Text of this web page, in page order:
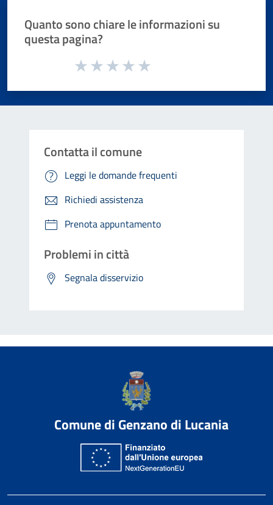
Quanto sono chiare le informazioni su
questa pagina?
Valuta da 1 a 5 stelle la pagina
Contatta il comune
Leggi le domande frequenti
Richiedi assistenza
Prenota appuntamento
Problemi in città
Segnala disservizio
Comune di Genzano di Lucania